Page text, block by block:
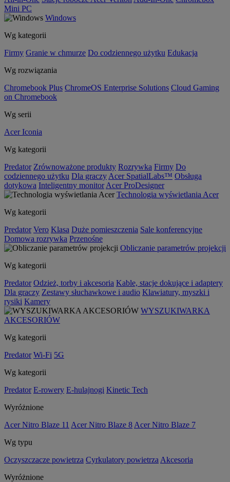
Mini PC
Windows
Wg kategorii
Firmy Granie w chmurze Do codziennego użytku Edukacja
Wg rozwiązania
Chromebook Plus ChromeOS Enterprise Solutions Cloud Gaming
on Chromebook
Wg serii
Acer Iconia
Wg kategorii
Predator Zrównoważone produkty Rozrywka Firmy Do
codziennego użytku Dla graczy Acer SpatialLabs™ Obsługa
dotykowa Inteligentny monitor Acer ProDesigner
Technologia wyświetlania Acer
Wg kategorii
Predator Vero Klasa Duże pomieszczenia Sale konferencyjne
Domowa rozrywka Przenośne
Obliczanie parametrów projekcji
Wg kategorii
Predator Odzież, torby i akcesoria Kable, stacje dokujące i adaptery
Dla graczy Zestawy słuchawkowe i audio Klawiatury, myszki i
rysiki Kamery
WYSZUKIWARKA
AKCESORIÓW
Wg kategorii
Predator Wi-Fi 5G
Wg kategorii
Predator E-rowery E-hulajnogi Kinetic Tech
Wyróżnione
Acer Nitro Blaze 11 Acer Nitro Blaze 8 Acer Nitro Blaze 7
Wg typu
Oczyszczacze powietrza Cyrkulatory powietrza Akcesoria
Wyróżnione